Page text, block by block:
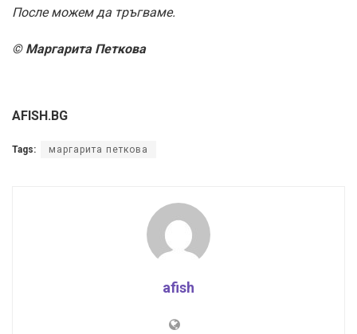
После можем да тръгваме.
© Маргарита Петкова
AFISH.BG
Tags: маргарита петкова
afish